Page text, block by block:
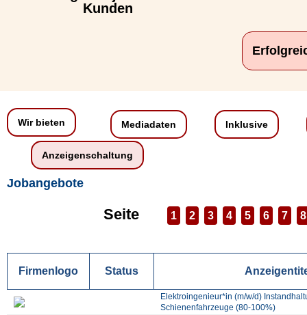
Kunden
Wir bieten Mediadaten Inklusive
Anzeigenschaltung
Jobangebote
Seite 1 2 3 4 5 6 7 8
Firmenlogo Status
Elektroingenieur*in (m/w/d)
Schienenfahrzeuge (80-100%)